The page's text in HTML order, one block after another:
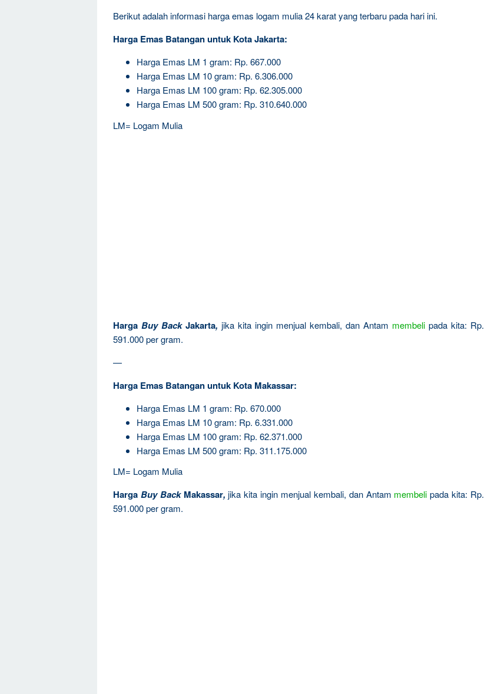
Berikut adalah informasi harga emas logam mulia 24 karat yang terbaru pada hari ini.
Harga Emas Batangan untuk Kota Jakarta:
Harga Emas LM 1 gram: Rp. 667.000
Harga Emas LM 10 gram: Rp. 6.306.000
Harga Emas LM 100 gram: Rp. 62.305.000
Harga Emas LM 500 gram: Rp. 310.640.000
LM= Logam Mulia
Harga Buy Back Jakarta, jika kita ingin menjual kembali, dan Antam membeli pada kita: Rp.
591.000 per gram.
—
Harga Emas Batangan untuk Kota Makassar:
Harga Emas LM 1 gram: Rp. 670.000
Harga Emas LM 10 gram: Rp. 6.331.000
Harga Emas LM 100 gram: Rp. 62.371.000
Harga Emas LM 500 gram: Rp. 311.175.000
LM= Logam Mulia
Harga Buy Back Makassar, jika kita ingin menjual kembali, dan Antam membeli pada kita: Rp.
591.000 per gram.